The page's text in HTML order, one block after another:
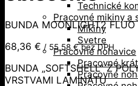
Technické
Pracovné mikiny a
Mikiny
Svetre
Pracovné nohavice
Pracovné
Pracovné
BUNDA MOONLIGHT2 FLUO
68,36 € / 55,58 €bez DPH
BUNDA „SOFTSHELL“ Z
VRSTVAMI LAMINÁTU